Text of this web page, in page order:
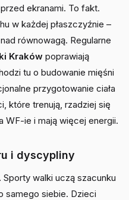
ekranami. To fakt.
w każdej płaszczyźnie –
równowagą. Regularne
Kraków poprawiają
tu o budowanie mięśni
przygotowanie ciała
które trenują, rzadziej się
WF-ie i mają więcej energii.
i dyscypliny
walki uczą szacunku
samego siebie. Dzieci